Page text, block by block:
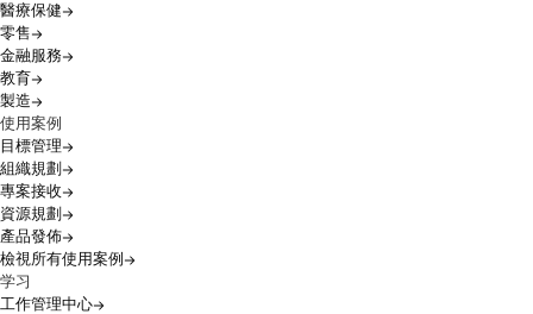
醫療保健
零售
金融服務
教育
製造
使用案例
目標管理
組織規劃
專案接收
資源規劃
產品發佈
檢視所有使用案例
学习
工作管理中心